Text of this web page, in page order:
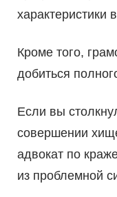
характеристики
Кроме того,
добиться
Если вы
совершении
адвокат по
из проблемной